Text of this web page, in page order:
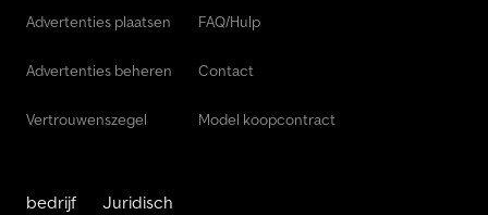
Advertenties plaatsen
Advertenties beheren
Vertrouwenszegel
FAQ/Hulp
Contact
Model koopcontract
bedrijf Juridisch